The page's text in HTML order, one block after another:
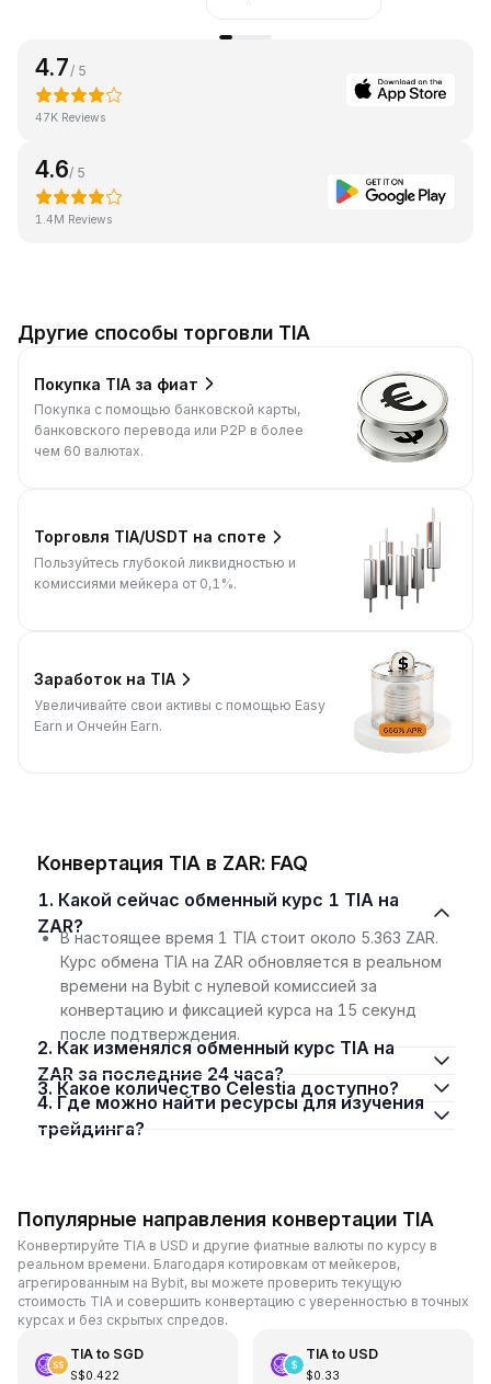
4.7 / 5
47K Reviews
4.6/ 5
1.4M Reviews
Другие способы торговли TIA
Покупка TIA за фиат
Покупка с помощью банковской карты,
банковского перевода или P2P в более
чем 60 валютах.
Торговля TIA/USDT на споте
Пользуйтесь глубокой ликвидностью и
комиссиями мейкера от 0,1%.
Заработок на TIA
Увеличивайте свои активы с помощью Easy
Earn и Ончейн Earn.
Конвертация TIA в ZAR: FAQ
1. Какой сейчас обменный курс 1 TIA на
ZAR?
В настоящее время 1 TIA стоит около 5.363 ZAR.
Курс обмена TIA на ZAR обновляется в реальном
времени на Bybit с нулевой комиссией за
конвертацию и фиксацией курса на 15 секунд
после подтверждения.
2. Как изменялся обменный курс TIA на
ZAR за последние 24 часа?
3. Какое количество Celestia доступно?
4. Где можно найти ресурсы для изучения
трейдинга?
Популярные направления конвертации TIA
Конвертируйте TIA в USD и другие фиатные валюты по курсу в
реальном времени. Благодаря котировкам от мейкеров,
агрегированным на Bybit, вы можете проверить текущую
стоимость TIA и совершить конвертацию с уверенностью в точных
курсах и без скрытых спредов.
TIAto SGD
S$0.422
TIAto USD
$0.33